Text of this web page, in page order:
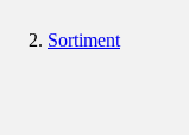
Sortiment